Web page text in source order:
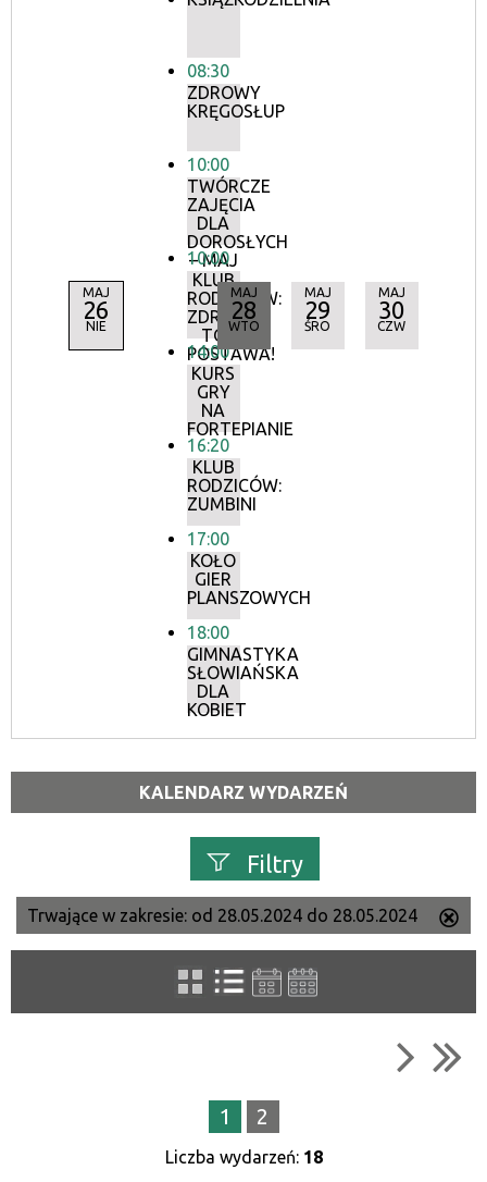
MAJ
26
NIE
08:30
ZDROWY
KRĘGOSŁUP
10:00
TWÓRCZE
ZAJĘCIA
DLA
DOROSŁYCH
– MAJ
10:00
KLUB
RODZICÓW:
ZDROWIE
TO
POSTAWA!
14:00
KURS
GRY
NA
FORTEPIANIE
16:20
KLUB
RODZICÓW:
ZUMBINI
17:00
KOŁO
GIER
PLANSZOWYCH
18:00
GIMNASTYKA
SŁOWIAŃSKA
DLA
KOBIET
MAJ
28
WTO
MAJ
29
ŚRO
MAJ
30
CZW
KALENDARZ WYDARZEŃ
Filtry
Szukana fraza
Kategoria
Trwające w zakresie: od 28.05.2024 do 28.05.2024
ten
1 2
Liczba wydarzeń: 18